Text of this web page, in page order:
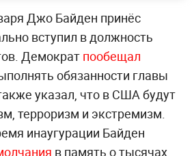
Джо Байден принёс
вступил в должность
Демократ пообещал
обязанности главы
указал, что в США будут
терроризм и экстремизм.
инаугурации Байден
в память о тысячах